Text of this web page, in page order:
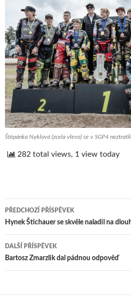
Štěpánka Nyklová (zcela vlevo) se v SGP4
282 total views, 1 view today
Navigace
pro
příspěvek
PŘEDCHOZÍ PŘÍSPĚVEK
Hynek Štichauer se skvěle naladil na
DALŠÍ PŘÍSPĚVEK
Bartosz Zmarzlik dal pádnou odpověď